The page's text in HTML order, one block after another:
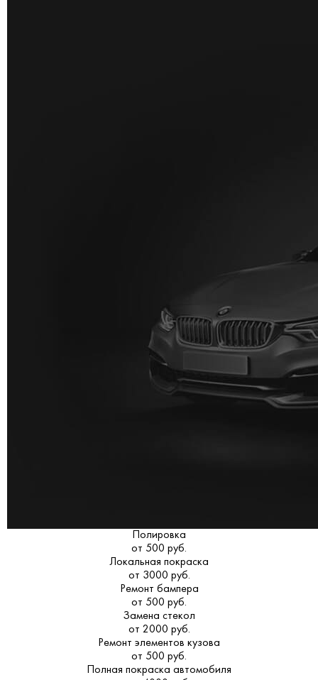
Полировка
от 500 руб.
Локальная покраска
от 3000 руб.
Ремонт бампера
от 500 руб.
Замена стекол
от 2000 руб.
Ремонт элементов кузова
от 500 руб.
Полная покраска автомобиля